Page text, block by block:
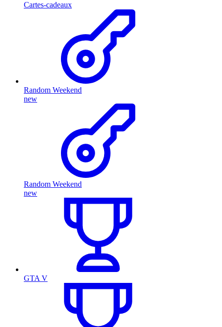
Cartes-cadeaux
Random Weekend
new
Random Weekend
new
GTA V